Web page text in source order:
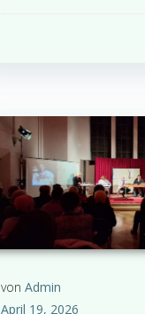
von Admin
April 19, 2026